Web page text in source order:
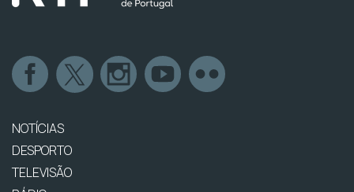
NOTÍCIAS
DESPORTO
TELEVISÃO